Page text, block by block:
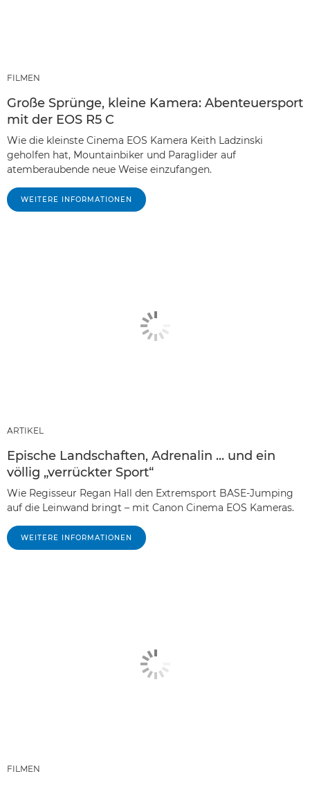
FILMEN
Große Sprünge, kleine Kamera: Abenteuersport
mit der EOS R5 C
Wie die kleinste Cinema EOS Kamera Keith Ladzinski
geholfen hat, Mountainbiker und Paraglider auf
atemberaubende neue Weise einzufangen.
WEITERE INFORMATIONEN
ARTIKEL
Epische Landschaften, Adrenalin ... und ein
völlig „verrückter Sport“
Wie Regisseur Regan Hall den Extremsport BASE-Jumping
auf die Leinwand bringt – mit Canon Cinema EOS Kameras.
WEITERE INFORMATIONEN
FILMEN